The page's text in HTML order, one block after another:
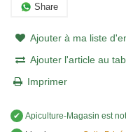
Share
Ajouter à ma liste
Ajouter l'article au
Imprimer
✔ Apiculture-Magasin est